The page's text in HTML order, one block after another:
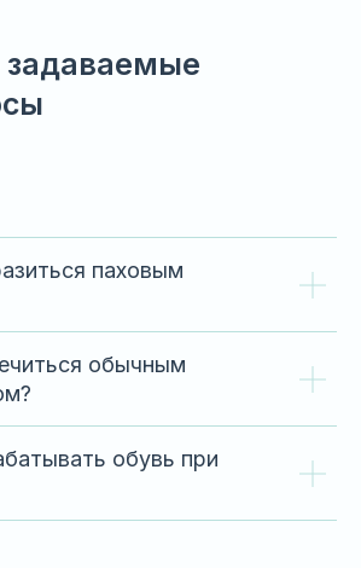
задаваемые
паховым
обычным
обувь при